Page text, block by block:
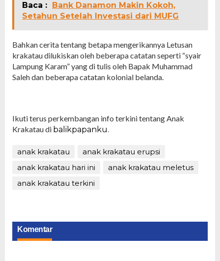
Baca :
Bank Danamon Makin Kokoh,
Setahun Setelah Investasi dari MUFG
Bahkan cerita tentang betapa mengerikannya Letusan
krakatau dilukiskan oleh beberapa catatan seperti “syair
Lampung Karam” yang di tulis oleh Bapak Muhammad
Saleh dan beberapa catatan kolonial belanda.
Ikuti terus perkembangan info terkini tentang Anak
Krakatau di balikpapanku.
anak krakatau
anak krakatau erupsi
anak krakatau hari ini
anak krakatau meletus
anak krakatau terkini
Komentar